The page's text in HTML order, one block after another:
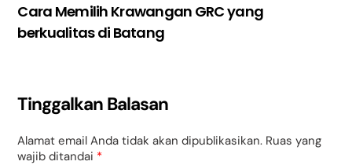
Cara Memilih Krawangan GRC yang
berkualitas di Batang
Tinggalkan Balasan
Alamat email Anda tidak akan dipublikasikan. Ruas yang
wajib ditandai *